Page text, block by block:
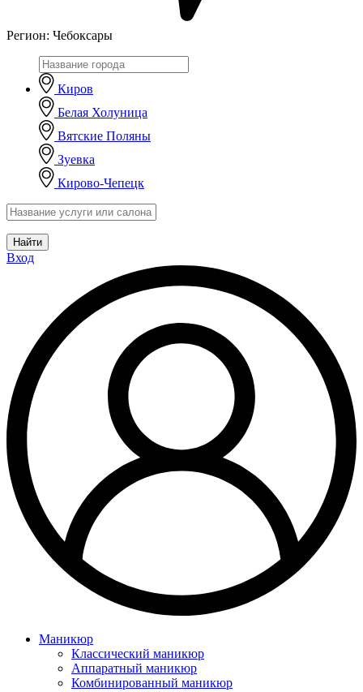
Регион: Чебоксары
Киров
Белая Холуница
Вятские Поляны
Зуевка
Кирово-Чепецк
Найти
Вход
Маникюр
Классический маникюр
Аппаратный маникюр
Комбинированный маникюр